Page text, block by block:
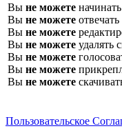
Вы не можете
Вы не можете
Вы не можете
Вы не можете удалять
Вы не можете
Вы не можете
Вы не можете
Пользовательское